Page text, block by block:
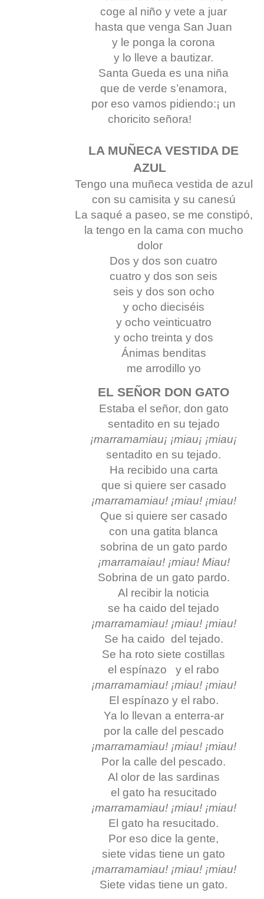
coge al niño y vete a juar
hasta que venga San Juan
y le ponga la corona
y lo lleve a bautizar.
Santa Gueda es una niña
que de verde s’enamora,
por eso vamos pidiendo:¡ un
choricito señora!
LA MUÑECA VESTIDA DE
AZUL
Tengo una muñeca vestida de azul
con su camisita y su canesú
La saqué a paseo, se me constipó,
la tengo en la cama con mucho
dolor
Dos y dos son cuatro
cuatro y dos son seis
seis y dos son ocho
y ocho dieciséis
y ocho veinticuatro
y ocho treinta y dos
Ánimas benditas
me arrodillo yo
EL SEÑOR DON GATO
Estaba el señor, don gato
sentadito en su tejado
¡marramamiau¡ ¡miau¡ ¡miau¡
sentadito en su tejado.
Ha recibido una carta
que si quiere ser casado
¡marramamiau! ¡miau! ¡miau!
Que si quiere ser casado
con una gatita blanca
sobrina de un gato pardo
¡marramaiau! ¡miau! Miau!
Sobrina de un gato pardo.
Al recibir la noticia
se ha caido del tejado
¡marramamiau! ¡miau! ¡miau!
Se ha caido del tejado.
Se ha roto siete costillas
el espínazo y el rabo
¡marramamiau! ¡miau! ¡miau!
El espínazo y el rabo.
Ya lo llevan a enterra-ar
por la calle del pescado
¡marramamiau! ¡miau! ¡miau!
Por la calle del pescado.
Al olor de las sardinas
el gato ha resucitado
¡marramamiau! ¡miau! ¡miau!
El gato ha resucitado.
Por eso dice la gente,
siete vidas tiene un gato
¡marramamiau! ¡miau! ¡miau!
Siete vidas tiene un gato.